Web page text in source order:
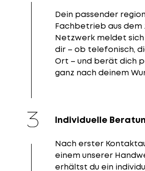
Dein passender
Fachbetrieb aus dem
Netzwerk meldet
dir – ob telefonisch,
Ort – und berät dich
ganz nach deinem
Individuelle
Nach erster
einem unserer
erhältst du ein